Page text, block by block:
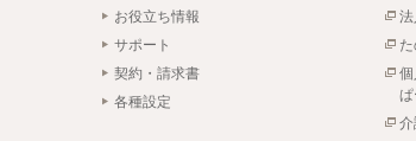
お役立ち情報
サポート
契約・請求書
各種設定
法
個
ぱ
介